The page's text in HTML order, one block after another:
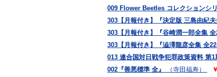
009 Flower Beetles コレクションシ
303【月報付き】『決定版 三島由紀
303【月報付き】『谷崎潤一郎全集 全
303【月報付き】『澁澤龍彦全集 全
013 連合国対日戦争犯罪政策資料 第
002『善悪標準 全』
（寺田福寿）